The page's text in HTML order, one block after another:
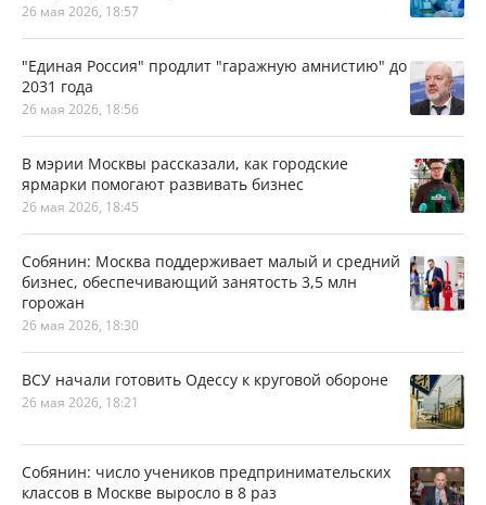
26 мая 2026, 18:57
"Единая Россия" продлит "гаражную амнистию" до
2031 года
26 мая 2026, 18:56
В мэрии Москвы рассказали, как городские
ярмарки помогают развивать бизнес
26 мая 2026, 18:45
Собянин: Москва поддерживает малый и средний
бизнес, обеспечивающий занятость 3,5 млн
горожан
26 мая 2026, 18:30
ВСУ начали готовить Одессу к круговой обороне
26 мая 2026, 18:21
Собянин: число учеников предпринимательских
классов в Москве выросло в 8 раз